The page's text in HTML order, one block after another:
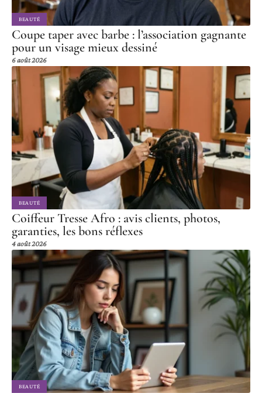
BEAUTÉ
Coupe taper avec barbe : l’association gagnante
pour un visage mieux dessiné
6 août 2026
BEAUTÉ
Coiffeur Tresse Afro : avis clients, photos,
garanties, les bons réflexes
4 août 2026
BEAUTÉ